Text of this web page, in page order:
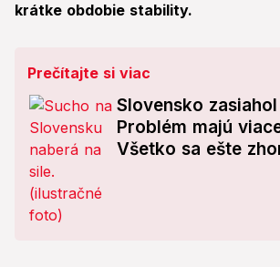
krátke obdobie stability.
Prečítajte si viac
Slovensko zasiahol
Problém majú
Všetko sa ešte